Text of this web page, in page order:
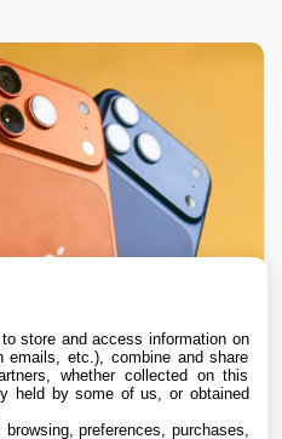
to store and access information on
etc.), combine and share
whether collected on this
held by some of us, or obtained
preferences, purchases,